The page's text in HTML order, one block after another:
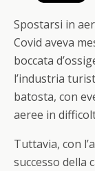
Spostarsi in
Covid aveva
boccata
l’industria
batosta, con
aeree in
Tuttavia, con
successo della